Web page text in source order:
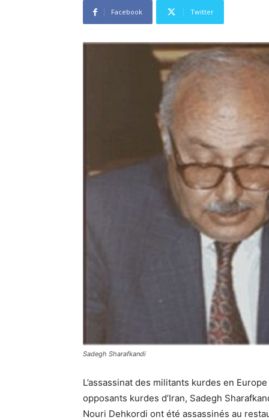
Facebook Twitter
Sadegh Sharafkandi
L’assassinat des militants kurdes en
opposants kurdes d’Iran, Sadegh
Nouri Dehkordi ont été assassinés au